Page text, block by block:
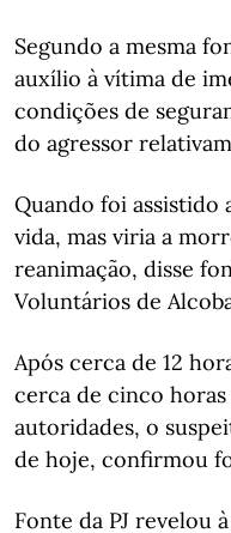
Segundo a mesma
auxílio à vítima de
condições de
do agressor
Quando foi assistido
vida, mas viria a
reanimação, disse
Voluntários de
Após cerca de 12
cerca de cinco
autoridades, o
de hoje, confirmou
Fonte da PJ revelou